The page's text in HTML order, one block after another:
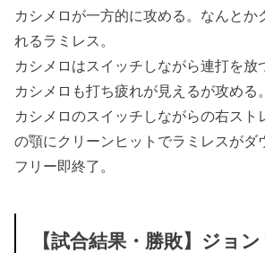
カシメロが一方的に攻める。なんとか
れるラミレス。
カシメロはスイッチしながら連打を放
カシメロも打ち疲れが見えるが攻める。
カシメロのスイッチしながらの右スト
の顎にクリーンヒットでラミレスがダ
フリー即終了。
【試合結果・勝敗】ジョ